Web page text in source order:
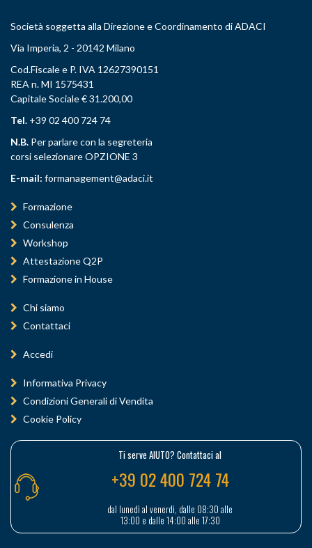
Società soggetta alla Direzione e Coordinamento di ADACI
Via Imperia, 2 - 20142 Milano
Cod.Fiscale e P. IVA 12627390151
REA n. MI 1575431
Capitale Sociale € 31.200,00
Tel. +39 02 400 724 74
N.B. Per parlare con la segreteria
corsi selezionare OPZIONE 3
E-mail: formanagement@adaci.it
Formazione
Consulenza
Workshop
Attestazione Q2P
Formazione in House
Chi siamo
Contattaci
Accedi
Informativa Privacy
Condizioni Generali di Vendita
Cookie Policy
Ti serve AIUTO? Contattaci al
+39 02 400 724 74
dal lunedì al venerdì, dalle 08:30 alle
13:00 e dalle 14:00 alle 17:30